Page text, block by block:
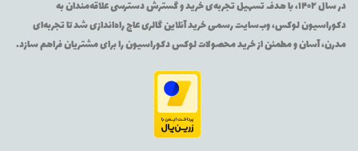
در سال ۱۴۰۲، با هدف تسهیل تجربه‌ی خرید و گسترش دسترسی علاقه‌مندان به
دکوراسیون لوکس، وب‌سایت رسمی خرید آنلاین گالری عاج راه‌اندازی شد تا تجربه‌ای
مدرن، آسان و مطمئن از خرید محصولات لوکس دکوراسیون را برای مشتریان فراهم سازد.